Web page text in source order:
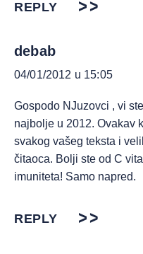
REPLY
debab
04/01/2012 u 15:05
Gospodo NJuzovci , vi
najbolje u 2012. Ovakav
svakog vašeg teksta i
čitaoca. Bolji ste od C
imuniteta! Samo napred.
REPLY